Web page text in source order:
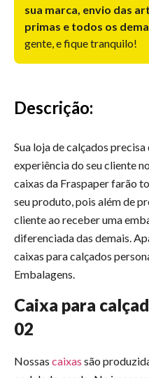
sua marca, envio das
primas e todos os
gente, e fique tranquilo!
Descrição:
Sua loja de calçados
experiência do seu cliente
caixas da Fraspaper farão
seu produto, pois além de
cliente ao receber uma
diferenciada das demais.
caixas para calçados
Embalagens.
Caixa para
02
Nossas caixas são